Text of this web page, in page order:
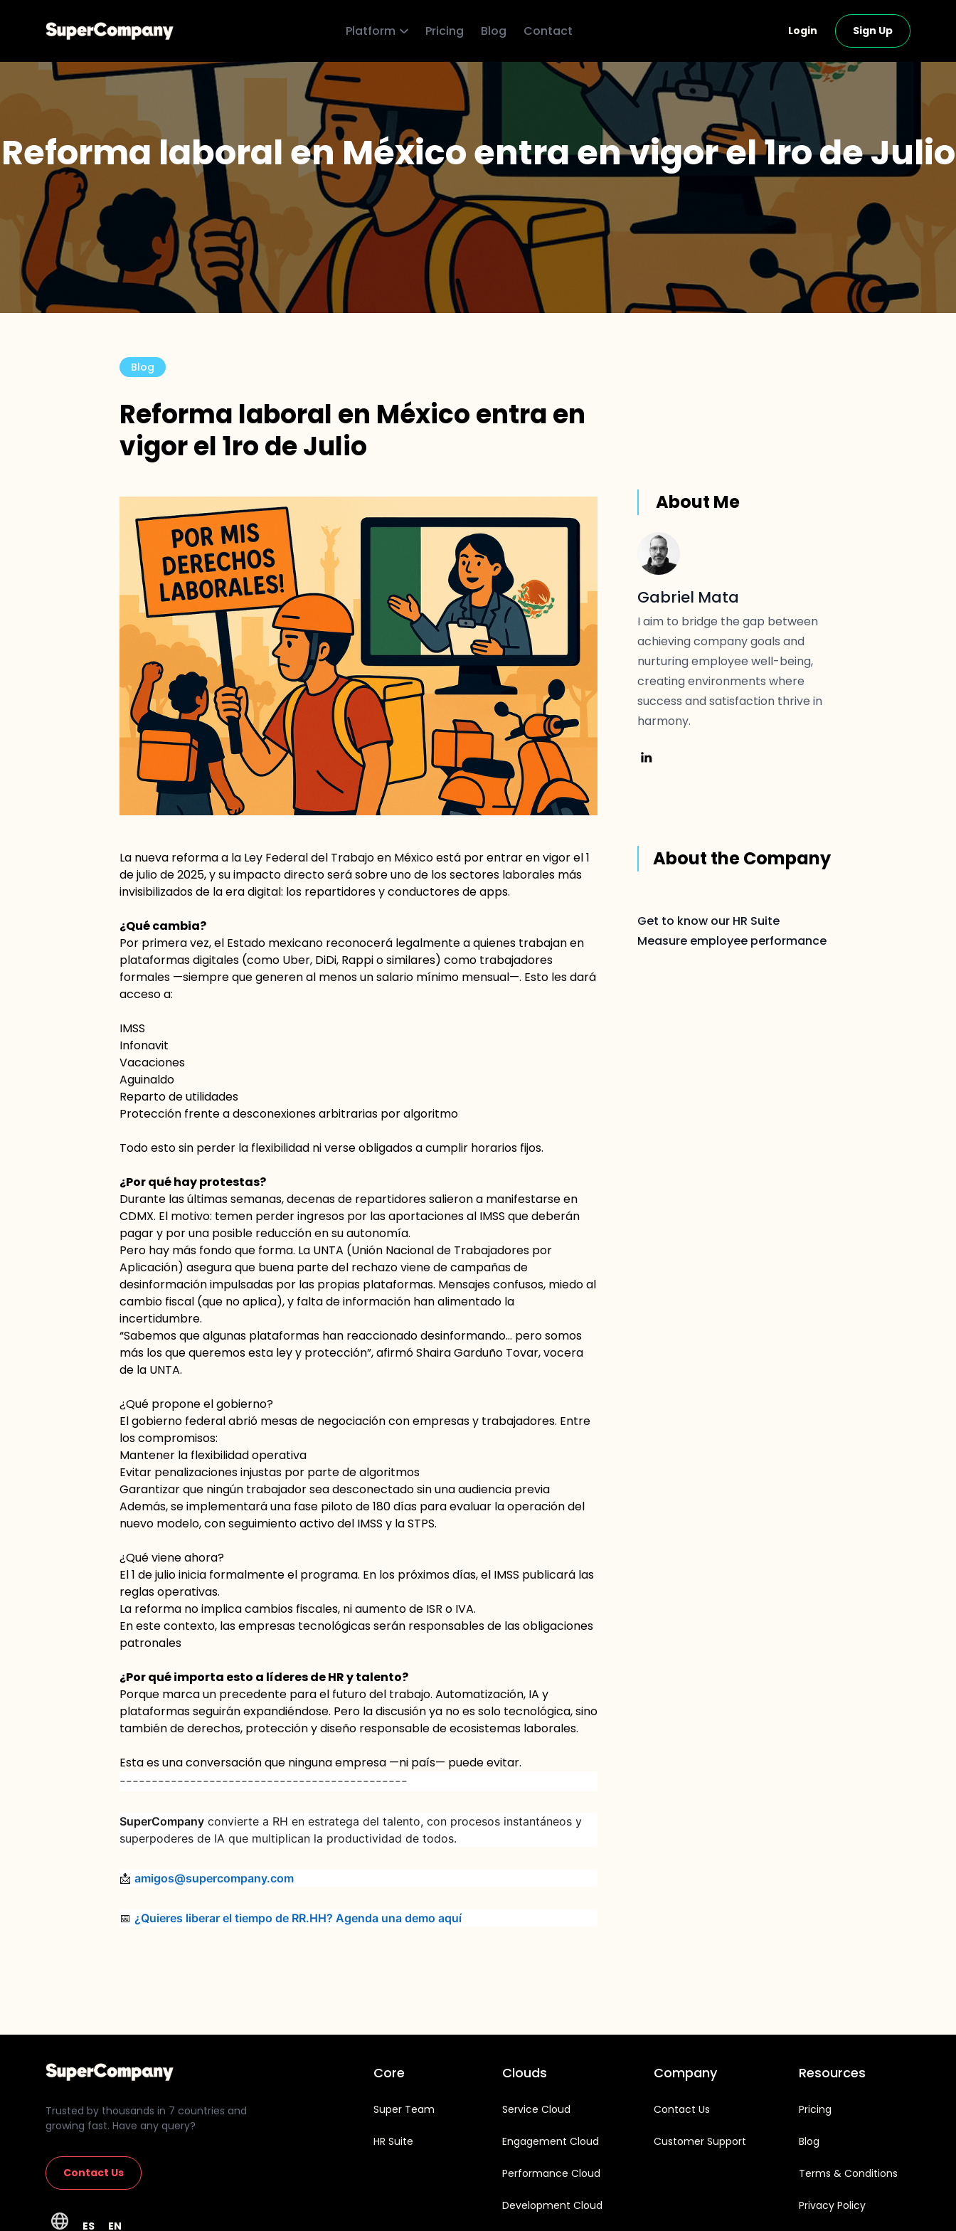
Platform Pricing Blog Contact Login Sign Up
Reforma laboral en México entra en vigor el 1ro de Julio
Blog
Reforma laboral en México entra en
vigor el 1ro de Julio
La nueva reforma a la Ley Federal del Trabajo en México está por entrar en vigor el 1
de julio de 2025, y su impacto directo será sobre uno de los sectores laborales más
invisibilizados de la era digital: los repartidores y conductores de apps.
¿Qué cambia?
Por primera vez, el Estado mexicano reconocerá legalmente a quienes trabajan en
plataformas digitales (como Uber, DiDi, Rappi o similares) como trabajadores
formales —siempre que generen al menos un salario mínimo mensual—. Esto les dará
acceso a:
IMSS
Infonavit
Vacaciones
Aguinaldo
Reparto de utilidades
Protección frente a desconexiones arbitrarias por algoritmo
Todo esto sin perder la flexibilidad ni verse obligados a cumplir horarios fijos.
¿Por qué hay protestas?
Durante las últimas semanas, decenas de repartidores salieron a manifestarse en
CDMX. El motivo: temen perder ingresos por las aportaciones al IMSS que deberán
pagar y por una posible reducción en su autonomía.
Pero hay más fondo que forma. La UNTA (Unión Nacional de Trabajadores por
Aplicación) asegura que buena parte del rechazo viene de campañas de
desinformación impulsadas por las propias plataformas. Mensajes confusos, miedo al
cambio fiscal (que no aplica), y falta de información han alimentado la
incertidumbre.
“Sabemos que algunas plataformas han reaccionado desinformando… pero somos
más los que queremos esta ley y protección”, afirmó Shaira Garduño Tovar, vocera
de la UNTA.
¿Qué propone el gobierno?
El gobierno federal abrió mesas de negociación con empresas y trabajadores. Entre
los compromisos:
Mantener la flexibilidad operativa
Evitar penalizaciones injustas por parte de algoritmos
Garantizar que ningún trabajador sea desconectado sin una audiencia previa
Además, se implementará una fase piloto de 180 días para evaluar la operación del
nuevo modelo, con seguimiento activo del IMSS y la STPS.
¿Qué viene ahora?
El 1 de julio inicia formalmente el programa. En los próximos días, el IMSS publicará las
reglas operativas.
La reforma no implica cambios fiscales, ni aumento de ISR o IVA.
En este contexto, las empresas tecnológicas serán responsables de las obligaciones
patronales
¿Por qué importa esto a líderes de HR y talento?
Porque marca un precedente para el futuro del trabajo. Automatización, IA y
plataformas seguirán expandiéndose. Pero la discusión ya no es solo tecnológica, sino
también de derechos, protección y diseño responsable de ecosistemas laborales.
Esta es una conversación que ninguna empresa —ni país— puede evitar.
---------------------------------------------
SuperCompany convierte a RH en estratega del talento, con procesos instantáneos y
superpoderes de IA que multiplican la productividad de todos.
📩 amigos@supercompany.com
📅 ¿Quieres liberar el tiempo de RR.HH? Agenda una demo aquí
About Me
Gabriel Mata
I aim to bridge the gap between
achieving company goals and
nurturing employee well-being,
creating environments where
success and satisfaction thrive in
harmony.
About the Company
Get to know our HR Suite
Measure employee performance
Trusted by thousands in 7 countries and
growing fast. Have any query?
Contact Us
ES EN
Core
Super Team
HR Suite
Clouds
Service Cloud
Engagement Cloud
Performance Cloud
Development Cloud
Company
Contact Us
Customer Support
Resources
Pricing
Blog
Terms & Conditions
Privacy Policy